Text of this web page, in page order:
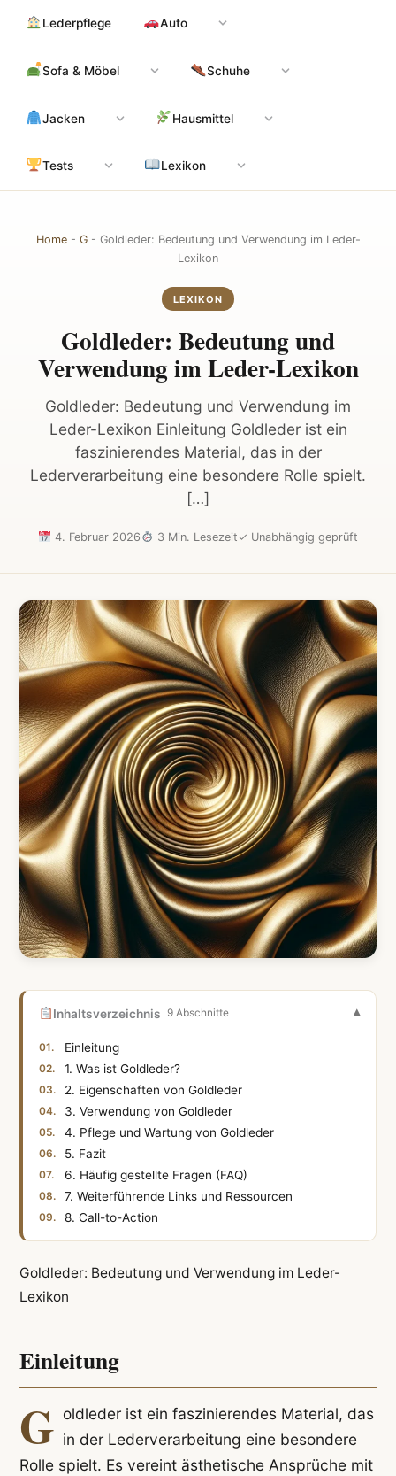
Inhalt
Lederpflege Auto
Sofa & Möbel Schuhe
Jacken Hausmittel
Tests Lexikon
Home- G- Goldleder: Bedeutung und Verwendung im Leder-
Lexikon
LEXIKON
Goldleder: Bedeutung und
Verwendung im Leder-Lexikon
Goldleder: Bedeutung und Verwendung im
Leder-Lexikon Einleitung Goldleder ist ein
faszinierendes Material, das in der
Lederverarbeitung eine besondere Rolle spielt.
[…]
4. Februar 2026 3 Min. Lesezeit✓ Unabhängig geprüft
Inhaltsverzeichnis 9 Abschnitte
Einleitung
1. Was ist Goldleder?
2. Eigenschaften von Goldleder
3. Verwendung von Goldleder
4. Pflege und Wartung von Goldleder
5. Fazit
6. Häufig gestellte Fragen (FAQ)
7. Weiterführende Links und Ressourcen
8. Call-to-Action
Goldleder: Bedeutung und Verwendung im Leder-
Lexikon
Einleitung
G oldleder ist ein faszinierendes Material, das
in der Lederverarbeitung eine besondere
Rolle spielt. Es vereint ästhetische Ansprüche mit